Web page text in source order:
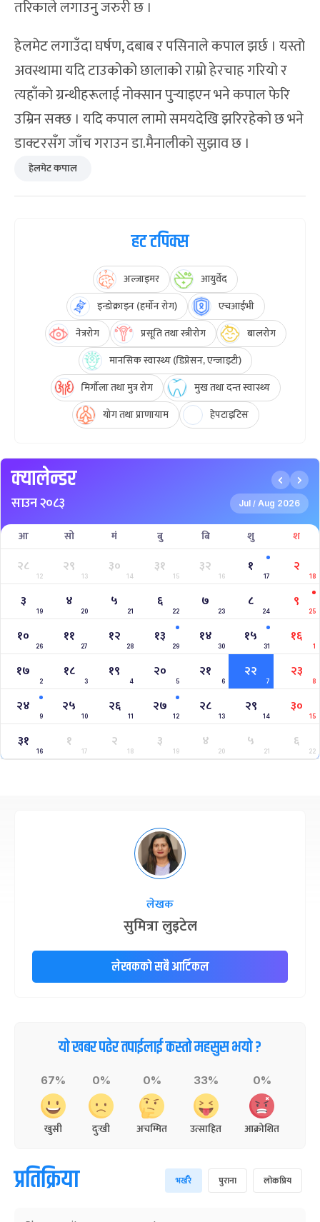
तरिकाले लगाउनु जरुरी छ ।
हेलमेट लगाउँदा घर्षण, दबाब र पसिनाले कपाल झर्छ । यस्तो
अवस्थामा यदि टाउकोको छालाको राम्रो हेरचाह गरियो र
त्यहाँको ग्रन्थीहरूलाई नोक्सान पुर्‍याइएन भने कपाल फेरि
उम्रिन सक्छ । यदि कपाल लामो समयदेखि झरिरहेको छ भने
डाक्टरसँग जाँच गराउन डा.मैनालीको सुझाव छ ।
हेलमेट कपाल
हट टपिक्स
अल्जाइमर
आयुर्वेद
इन्डोक्राइन (हर्मोन रोग)
एचआईभी
नेत्ररोग
प्रसूति तथा स्त्रीरोग
बालरोग
मानसिक स्वास्थ्य (डिप्रेसन, एन्जाइटी)
मिर्गौला तथा मुत्र रोग
मुख तथा दन्त स्वास्थ्य
योग तथा प्राणायाम
हेपटाइटिस
क्यालेन्डर
साउन २०८३ Jul / Aug 2026
आ सो मं बु बि शु श
२८
12
२९
13
३०
14
३१
15
३२
16
१
17
२
18
३
19
४
20
५
21
६
22
७
23
८
24
९
25
१०
26
११
27
१२
28
१३
29
१४
30
१५
31
१६
1
१७
2
१८
3
१९
4
२०
5
२१
6
२२
7
२३
8
२४
9
२५
10
२६
11
२७
12
२८
13
२९
14
३०
15
३१
16
१
17
२
18
३
19
४
20
५
21
६
22
लेखक
सुमित्रा लुइटेल
लेखकको सबै आर्टिकल
यो खबर पढेर तपाईलाई कस्तो महसुस भयो ?
67%
खुसी
0%
दुःखी
0%
अचम्मित
33%
उत्साहित
0%
आक्रोशित
प्रतिक्रिया भर्खरै पुराना लोकप्रिय